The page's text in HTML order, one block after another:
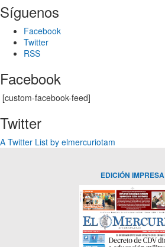
Síguenos
Facebook
Twitter
RSS
Facebook
[custom-facebook-feed]
Twitter
A Twitter List by elmercuriotam
EDICIÓN IMPRESA